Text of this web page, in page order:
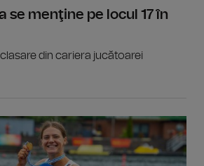
se menţine pe locul 17 în
din cariera jucătoarei